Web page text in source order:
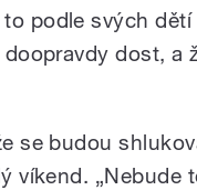
podle svých
dost, a
se budou
víkend. „Nebude